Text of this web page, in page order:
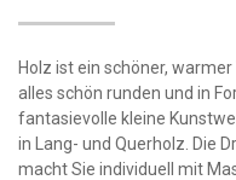
Holz ist ein schöner,
alles schön runden und in
fantasievolle kleine
in Lang- und Querholz. Die
macht Sie individuell mit